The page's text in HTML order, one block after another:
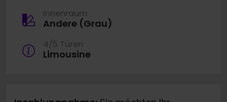
Innenraum
Andere (Grau)
4/5 Türen
Limousine